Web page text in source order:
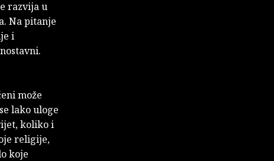
razvija u
Na pitanje
i
može
lako uloge
koliko i
religije,
koje